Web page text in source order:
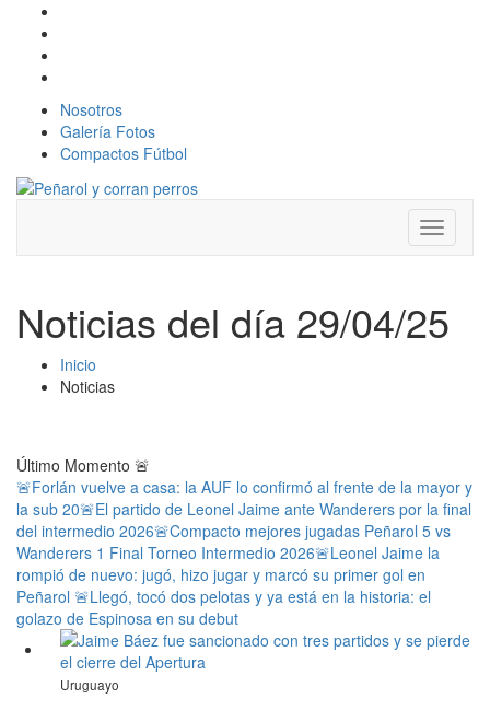
Nosotros
Galería Fotos
Compactos Fútbol
Toggle
Noticias del día 29/04/25
Inicio
Noticias
Último Momento 🚨
🚨Forlán vuelve a casa: la AUF lo confirmó al frente de la mayor y
la sub 20🚨El partido de Leonel Jaime ante Wanderers por la final
del intermedio 2026🚨Compacto mejores jugadas Peñarol 5 vs
Wanderers 1 Final Torneo Intermedio 2026🚨Leonel Jaime la
rompió de nuevo: jugó, hizo jugar y marcó su primer gol en
Peñarol 🚨Llegó, tocó dos pelotas y ya está en la historia: el
golazo de Espinosa en su debut
Uruguayo